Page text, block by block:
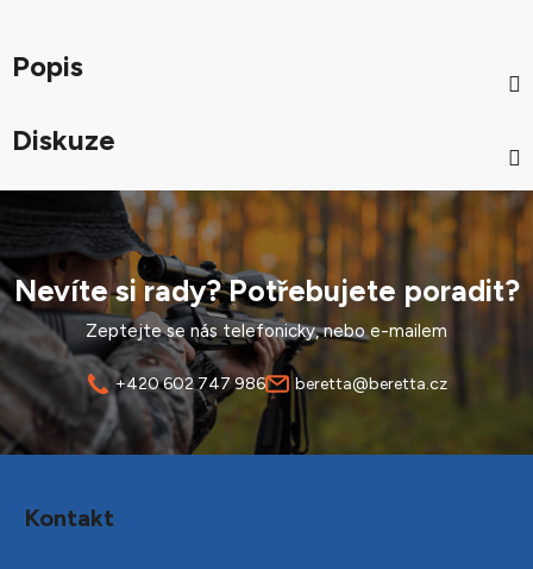
Popis
Diskuze
Nevíte si rady? Potřebujete poradit?
Zeptejte se nás telefonicky, nebo e-mailem
+420 602 747 986 beretta@beretta.cz
Kontakt